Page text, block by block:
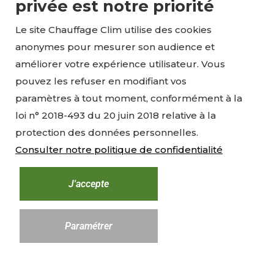
Nous contacter
contact@chauffageclim.fr
+33 7 81 71 14 65
Du lundi au vendredi
8:00 - 18:00
privée est notre priorité
Le site Chauffage Clim utilise des cookies
anonymes pour mesurer son audience et
améliorer votre expérience utilisateur. Vous
pouvez les refuser en modifiant vos
paramètres à tout moment, conformément à la
loi n° 2018-493 du 20 juin 2018 relative à la
protection des données personnelles.
Consulter notre politique de confidentialité
J'accepte
Paramétrer